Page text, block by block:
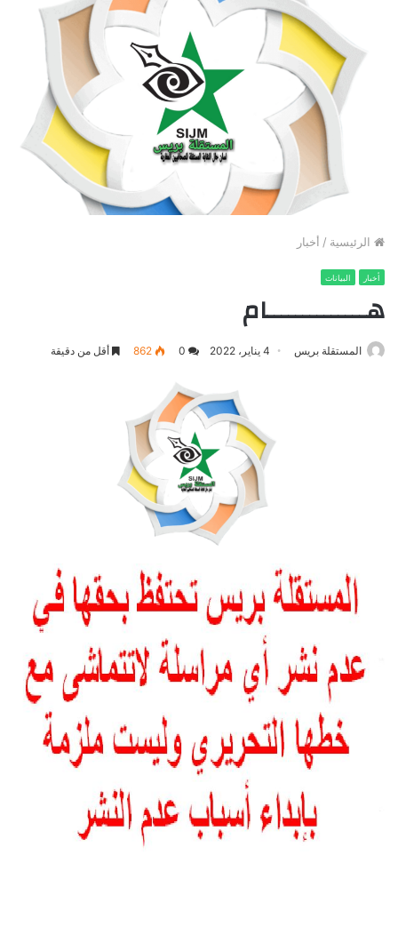
الرئيسية / أخبار
أخبار البيانات
هــــــــــــــام
المستقلة بريس 4 يناير، 2022 0
862 أقل من دقيقة